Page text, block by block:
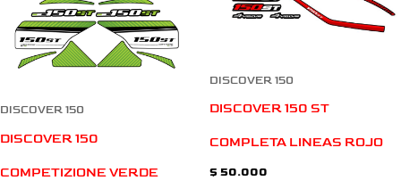
DISCOVER 150
DISCOVER 150
COMPETIZIONE VERDE
DISCOVER 150
DISCOVER 150 ST
COMPLETA LINEAS ROJO
$ 50.000